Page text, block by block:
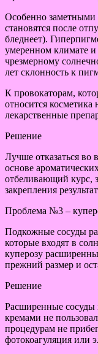
Особенно заметными
становятся после
бледнеет).
умеренном климате и
чрезмерному
лет склонность к
К провокаторам,
относится косметика
лекарственные
Решение
Лучше отказаться во
основе
отбеливающий курс,
закрепления
Проблема №3 –
Подкожные сосуды
которые входят в
куперозу
прежний размер и
Решение
Расширенные сосуды
кремами не
процедурам не
фотокоагуляция или